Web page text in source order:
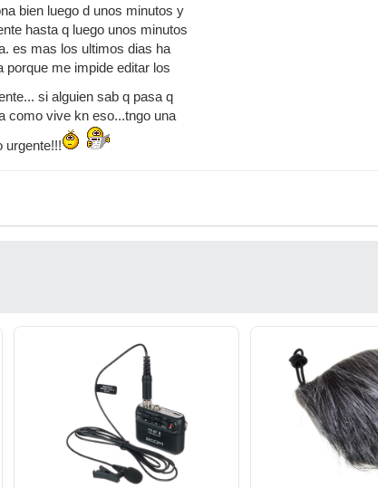
bien luego d unos minutos y
hasta q luego unos minutos
es mas los ultimos dias ha
porque me impide editar los
si alguien sab q pasa q
como vive kn eso...tngo una
urgente!!!